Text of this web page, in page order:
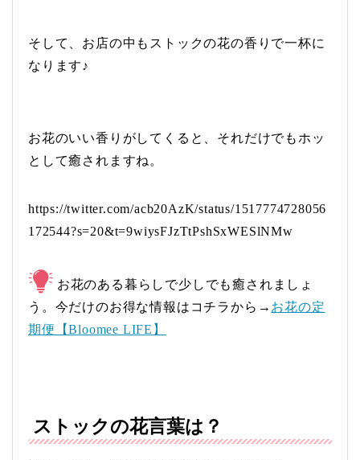
そして、お店の中もストックの花の香りで一杯に
なります♪
お花のいい香りがしてくると、それだけでもホッ
として癒されますね。
https://twitter.com/acb20AzK/status/1517774728056
172544?s=20&t=9wiysFJzTtPshSxWESlNMw
お花のある暮らしで少しでも癒されましょ
う。今だけのお得な情報はコチラから→ お花の定
期便【Bloomee LIFE】
ストックの花言葉は？